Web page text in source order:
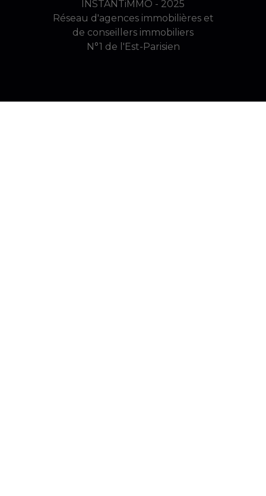
INSTANTiMMO - 2025
Réseau d'agences immobilières et
de conseillers immobiliers
N°1 de l'Est-Parisien